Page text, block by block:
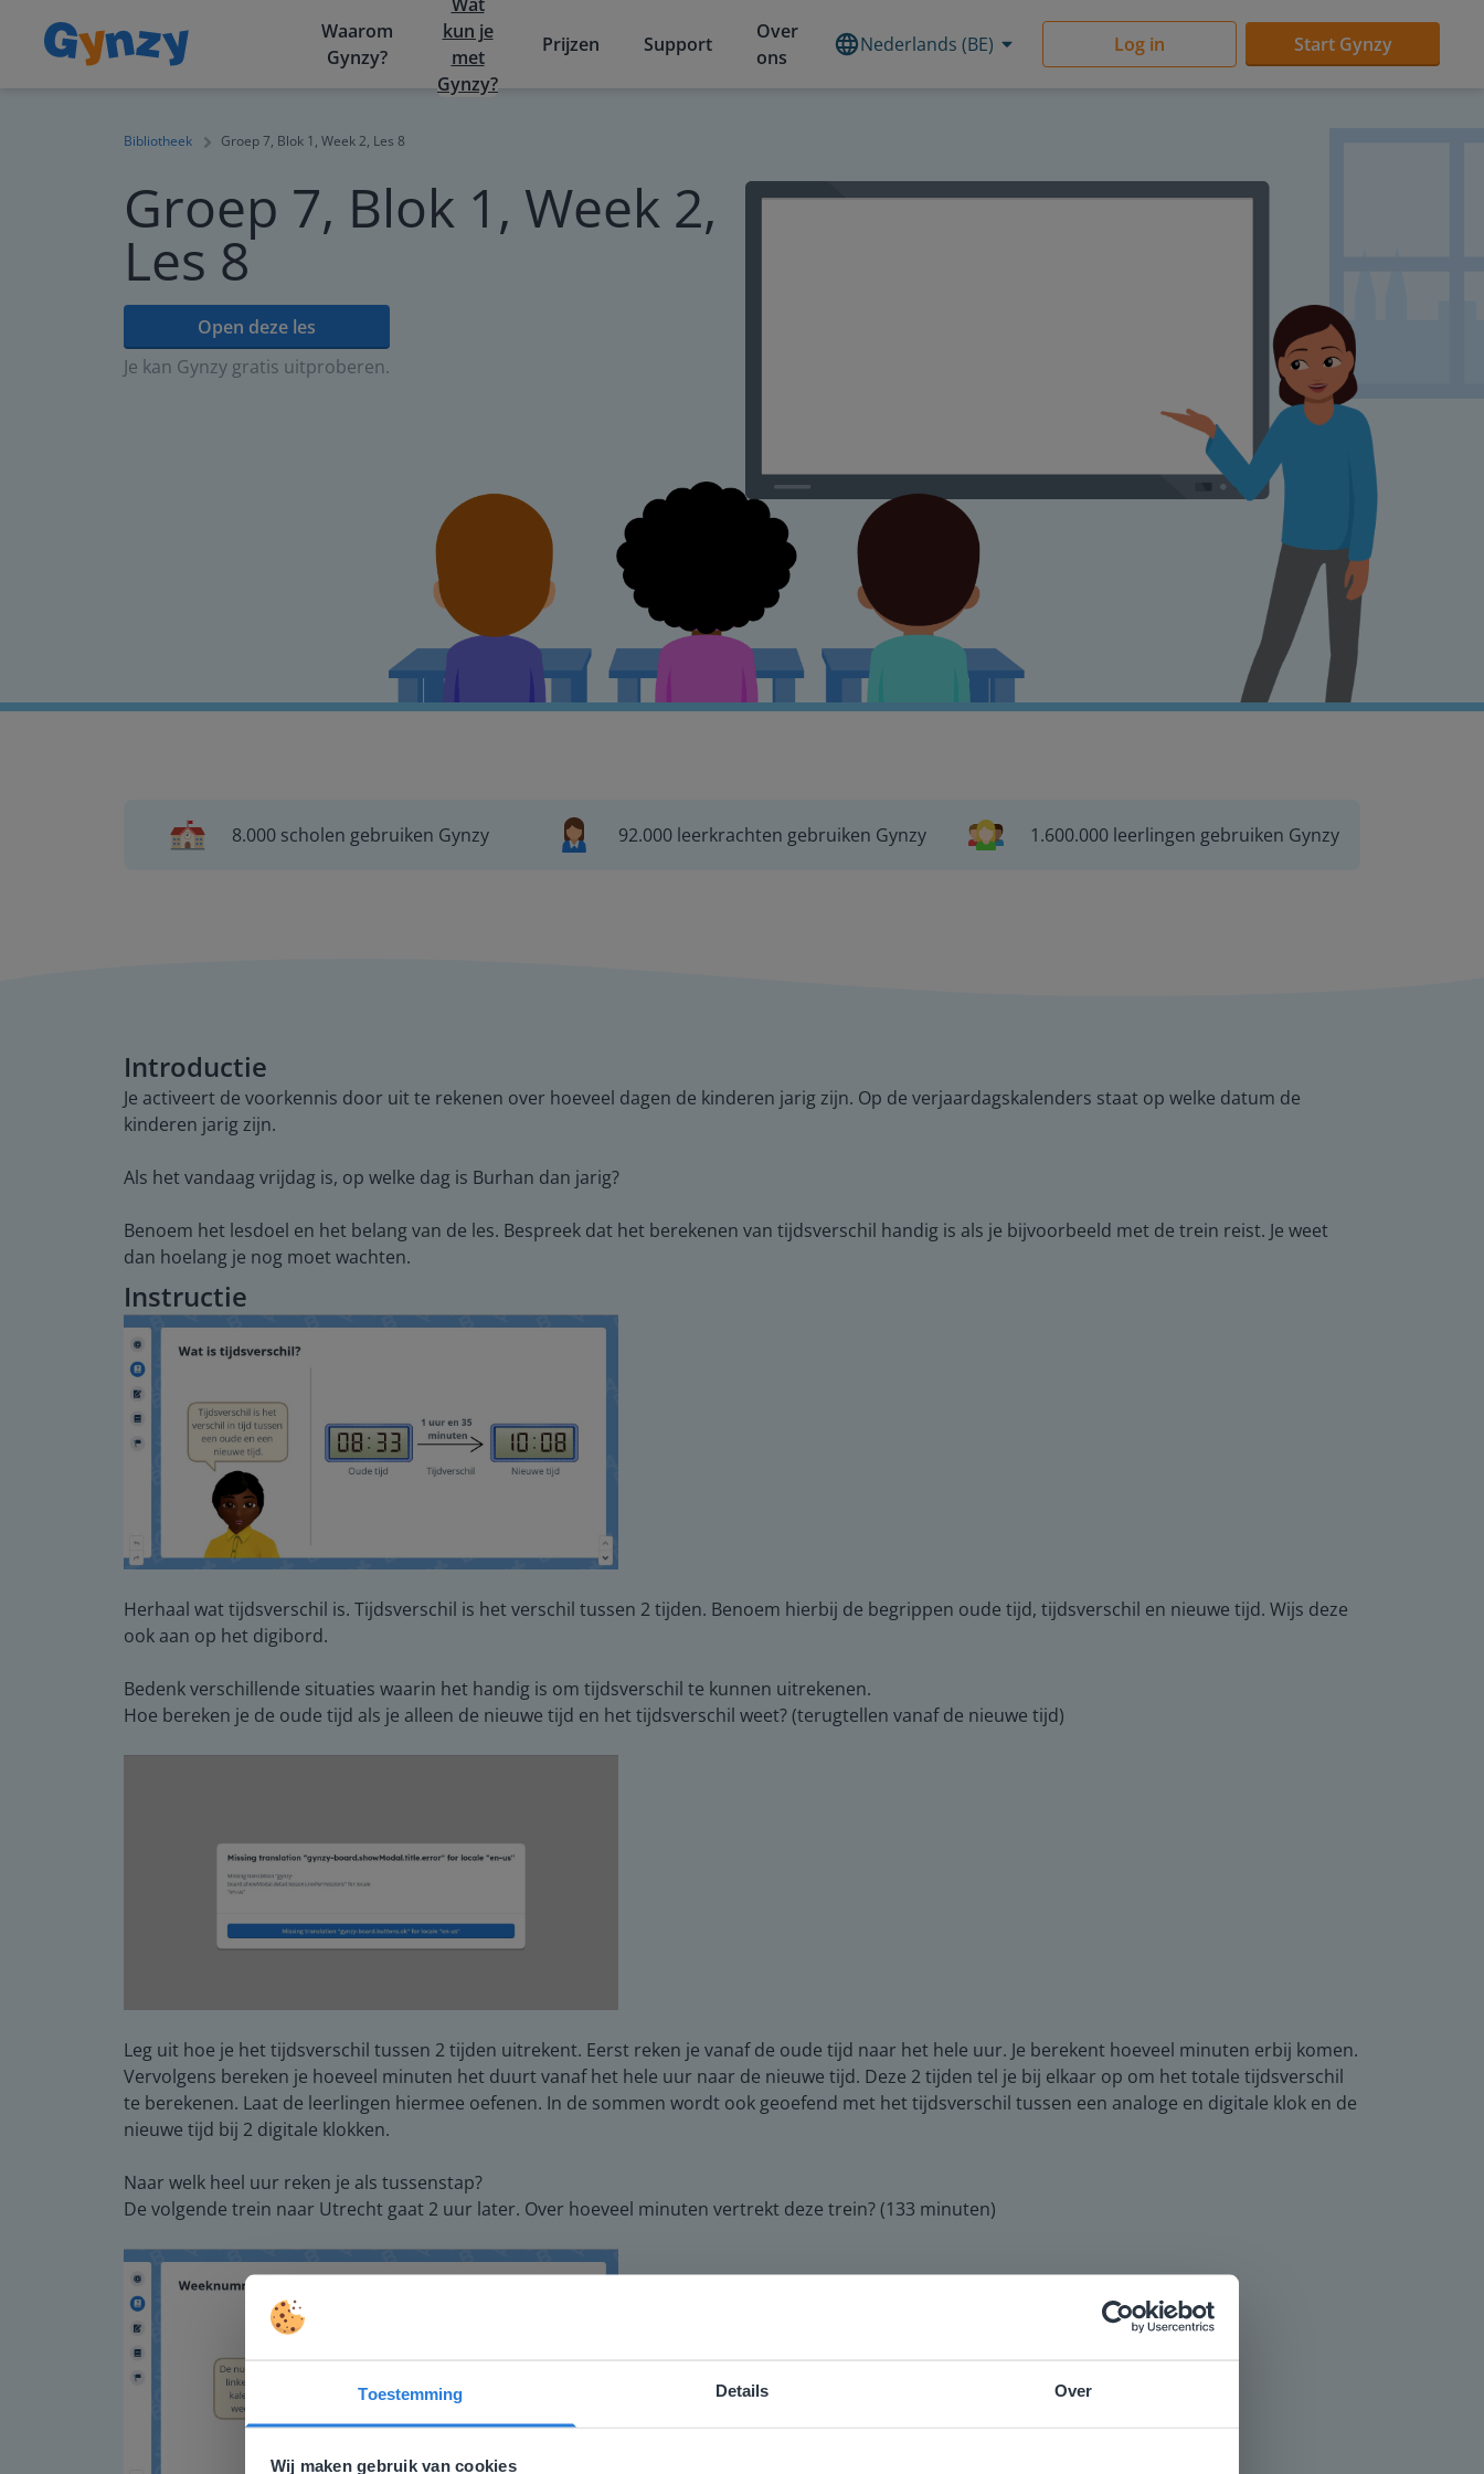
Toestemming Details Over
Wij maken gebruik van cookies
Waarom
Gynzy?
kun je
met
Gynzy?
Prijzen Support
Over
ons
Nederlands (BE) Log in Start Gynzy
Bibliotheek Groep 7, Blok 1, Week 2, Les 8
Groep 7, Blok 1, Week 2,
Les 8
Open deze les
Je kan Gynzy gratis uitproberen.
8.000 scholen gebruiken Gynzy 92.000 leerkrachten gebruiken Gynzy 1.600.000 leerlingen gebruiken Gynzy
Introductie
Je activeert de voorkennis door uit te rekenen over hoeveel dagen de kinderen jarig zijn. Op de verjaardagskalenders staat op welke datum de
kinderen jarig zijn.
Als het vandaag vrijdag is, op welke dag is Burhan dan jarig?
Benoem het lesdoel en het belang van de les. Bespreek dat het berekenen van tijdsverschil handig is als je bijvoorbeeld met de trein reist. Je weet
dan hoelang je nog moet wachten.
Instructie
Herhaal wat tijdsverschil is. Tijdsverschil is het verschil tussen 2 tijden. Benoem hierbij de begrippen oude tijd, tijdsverschil en nieuwe tijd. Wijs deze
ook aan op het digibord.
Bedenk verschillende situaties waarin het handig is om tijdsverschil te kunnen uitrekenen.
Hoe bereken je de oude tijd als je alleen de nieuwe tijd en het tijdsverschil weet? (terugtellen vanaf de nieuwe tijd)
Leg uit hoe je het tijdsverschil tussen 2 tijden uitrekent. Eerst reken je vanaf de oude tijd naar het hele uur. Je berekent hoeveel minuten erbij komen.
Vervolgens bereken je hoeveel minuten het duurt vanaf het hele uur naar de nieuwe tijd. Deze 2 tijden tel je bij elkaar op om het totale tijdsverschil
te berekenen. Laat de leerlingen hiermee oefenen. In de sommen wordt ook geoefend met het tijdsverschil tussen een analoge en digitale klok en de
nieuwe tijd bij 2 digitale klokken.
Naar welk heel uur reken je als tussenstap?
De volgende trein naar Utrecht gaat 2 uur later. Over hoeveel minuten vertrekt deze trein? (133 minuten)
Deze website komt niet overeen met je locatie
Gezien je locatie, denken we dat je misschien liever naar de website voor